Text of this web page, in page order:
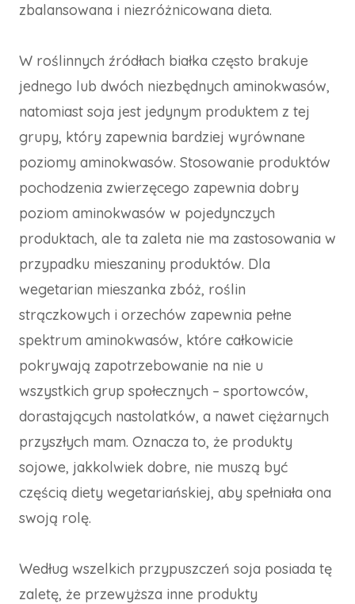
zbalansowana i niezróżnicowana dieta.
W roślinnych źródłach białka często brakuje
jednego lub dwóch niezbędnych aminokwasów,
natomiast soja jest jedynym produktem z tej
grupy, który zapewnia bardziej wyrównane
poziomy aminokwasów. Stosowanie produktów
pochodzenia zwierzęcego zapewnia dobry
poziom aminokwasów w pojedynczych
produktach, ale ta zaleta nie ma zastosowania w
przypadku mieszaniny produktów. Dla
wegetarian mieszanka zbóż, roślin
strączkowych i orzechów zapewnia pełne
spektrum aminokwasów, które całkowicie
pokrywają zapotrzebowanie na nie u
wszystkich grup społecznych – sportowców,
dorastających nastolatków, a nawet ciężarnych
przyszłych mam. Oznacza to, że produkty
sojowe, jakkolwiek dobre, nie muszą być
częścią diety wegetariańskiej, aby spełniała ona
swoją rolę.
Według wszelkich przypuszczeń soja posiada tę
zaletę, że przewyższa inne produkty